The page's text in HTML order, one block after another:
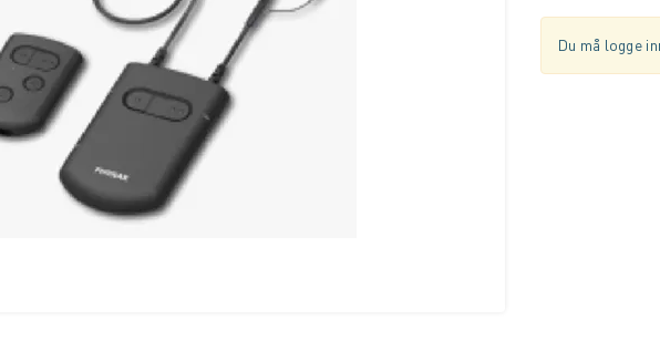
Du må logge